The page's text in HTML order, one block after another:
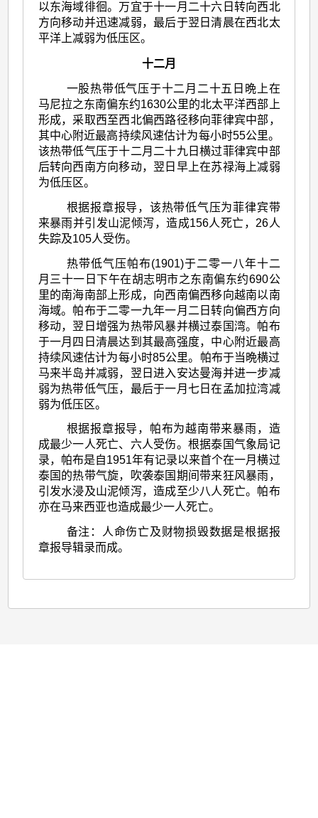
以东海域徘徊。万宜于十一月二十六日转向西北
方向移动并迅速减弱，最后于翌日清晨在西北太
平洋上减弱为低压区。
十二月
一股热带低气压于十二月二十五日晩上在
马尼拉之东南偏东约1630公里的北太平洋西部上
形成，采取西至西北偏西路径移向菲律宾中部，
其中心附近最高持续风速估计为每小时55公里。
该热带低气压于十二月二十九日横过菲律宾中部
后转向西南方向移动，翌日早上在苏禄海上减弱
为低压区。
根据报章报导，该热带低气压为菲律宾带
来暴雨并引发山泥倾泻，造成156人死亡，26人
失踪及105人受伤。
热带低气压帕布(1901)于二零一八年十二
月三十一日下午在胡志明市之东南偏东约690公
里的南海南部上形成，向西南偏西移向越南以南
海域。帕布于二零一九年一月二日转向偏西方向
移动，翌日增强为热带风暴并横过泰国湾。帕布
于一月四日清晨达到其最高强度，中心附近最高
持续风速估计为每小时85公里。帕布于当晩横过
马来半岛并减弱，翌日进入安达曼海并进一步减
弱为热带低气压，最后于一月七日在孟加拉湾减
弱为低压区。
根据报章报导，帕布为越南带来暴雨，造
成最少一人死亡、六人受伤。根据泰国气象局记
录，帕布是自1951年有记录以来首个在一月横过
泰国的热带气旋，吹袭泰国期间带来狂风暴雨，
引发水浸及山泥倾泻，造成至少八人死亡。帕布
亦在马来西亚也造成最少一人死亡。
备注：人命伤亡及财物损毁数据是根据报
章报导辑录而成。